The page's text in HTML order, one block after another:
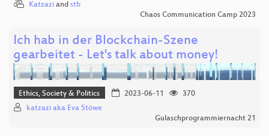
Katzazi and stb
Chaos Communication Camp 2023
Ich hab in der Blockchain-Szene
gearbeitet - Let's talk about money!
Ethics, Society & Politics 2023-06-11
370
katzazi aka Eva Stöwe
Gulaschprogrammiernacht 21